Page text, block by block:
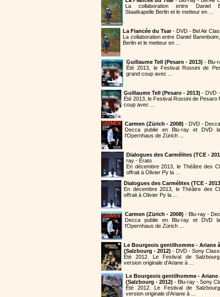
La collaboration entre Daniel
Staatkapelle Berlin et le metteur en ...
La Fiancée du Tsar- DVD - Bel Air
La collaboration entre Daniel
Berlin et le metteur en ...
Guillaume Tell (Pesaro - 2013) - Blu-
Été 2013, le Festival Rossini de
grand coup avec ...
Guillaume Tell (Pesaro - 2013) - DVD
Été 2013, le Festival Rossini de Pesaro
coup avec ...
Carmen (Zürich - 2008) - DVD - Decca
Decca publie en Blu-ray et DVD
l'Opernhaus de Zürich ...
Dialogues des Carmélites (TCE -
ray - Erato
En décembre 2013, le Théâtre des
offrait à Olivier Py la ...
Dialogues des Carmélites (TCE -
En décembre 2013, le Théâtre des
offrait à Olivier Py la ...
Carmen (Zürich - 2008) - Blu-ray -
Decca publie en Blu-ray et DVD
l'Opernhaus de Zürich ...
Le Bourgeois gentilhomme - Ariane
(Salzbourg - 2012) - DVD - Sony
Été 2012. Le Festival de
version originale d'Ariane à ...
Le Bourgeois gentilhomme - Ariane
(Salzbourg - 2012) - Blu-ray - Sony
Été 2012. Le Festival de
version originale d'Ariane à ...